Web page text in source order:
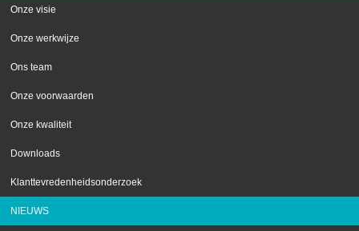
Onze visie
Onze werkwijze
Ons team
Onze voorwaarden
Onze kwaliteit
Downloads
Klanttevredenheidsonderzoek
NIEUWS